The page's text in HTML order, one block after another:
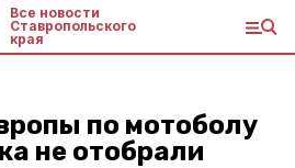
Все новости
Ставропольского
края
по мотоболу
не отобрали